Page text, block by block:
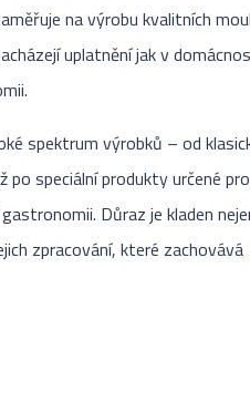
na výrobu kvalitních
uplatnění jak v
spektrum výrobků – od
po speciální produkty určené
Důraz je kladen
zpracování, které zachovává